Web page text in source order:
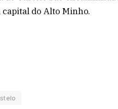
do Alto Minho.